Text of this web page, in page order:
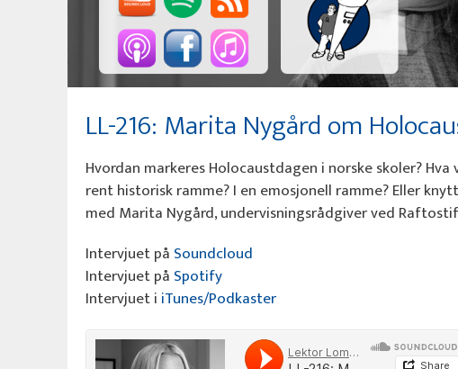
LL-216: Marita Nygård om
Hvordan markeres Holocaustdagen i norske skoler?
rent historisk ramme? I en emosjonell ramme? Eller
med Marita Nygård, undervisningsrådgiver ved
Intervjuet på Soundcloud
Intervjuet på Spotify
Intervjuet i iTunes/Podkaster